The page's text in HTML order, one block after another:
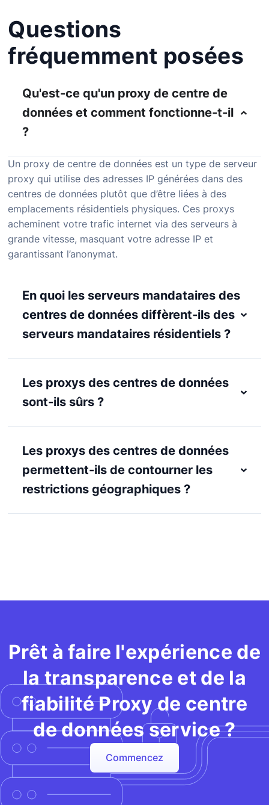
Questions
fréquemment posées
Qu'est-ce qu'un proxy de centre de
données et comment fonctionne-t-il
?
Un proxy de centre de données est un type de serveur
proxy qui utilise des adresses IP générées dans des
centres de données plutôt que d’être liées à des
emplacements résidentiels physiques. Ces proxys
acheminent votre trafic internet via des serveurs à
grande vitesse, masquant votre adresse IP et
garantissant l’anonymat.
En quoi les serveurs mandataires des
centres de données diffèrent-ils des
serveurs mandataires résidentiels ?
Les proxys des centres de données
sont-ils sûrs ?
Les proxys des centres de données
permettent-ils de contourner les
restrictions géographiques ?
Prêt à faire l'expérience de
la transparence et de la
fiabilité Proxy de centre
de données service ?
Commencez